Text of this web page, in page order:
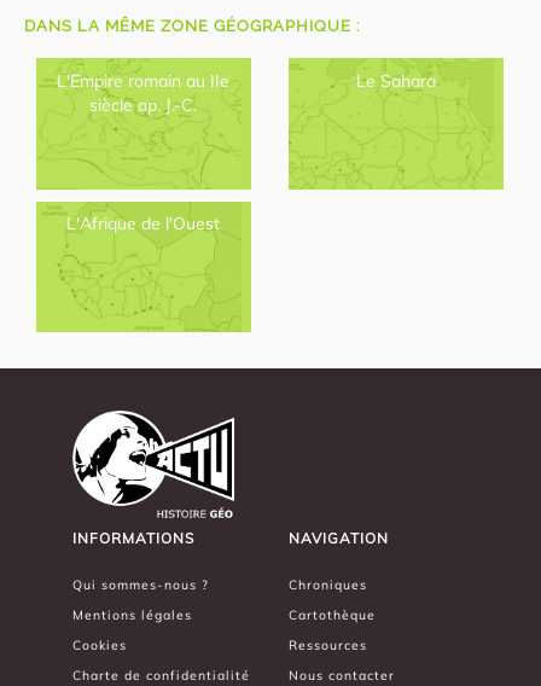
DANS LA MÊME ZONE GÉOGRAPHIQUE :
L'Empire romain au IIe
siècle ap. J.-C.
Le Sahara
L'Afrique de l'Ouest
INFORMATIONS
Qui sommes-nous ?
Mentions légales
Cookies
Charte de confidentialité
NAVIGATION
Chroniques
Cartothèque
Ressources
Nous contacter